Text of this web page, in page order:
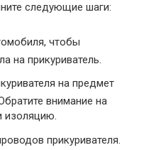
следующие шаги:
чтобы
на прикуриватель.
на предмет
внимание на
изоляцию.
прикуривателя.